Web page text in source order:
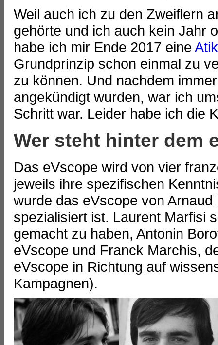
Weil auch ich zu den Zweiflern
gehörte und ich auch kein Jahr
habe ich mir Ende 2017 eine
Grundprinzip schon einmal zu
zu können. Und nachdem
angekündigt wurden, war ich
Schritt war. Leider habe ich die
Wer steht hinter dem
Das eVscope wird von vier
jeweils ihre spezifischen
wurde das eVscope von
spezialisiert ist. Laurent Marfisi
gemacht zu haben, Antonin
eVscope und Franck Marchis,
eVscope in Richtung auf
Kampagnen).